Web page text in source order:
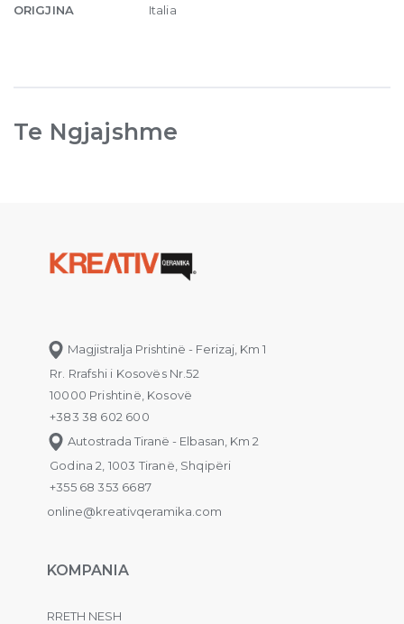
ORIGJINA Italia
Te Ngjajshme
Magjistralja Prishtinë - Ferizaj, Km 1
Rr. Rrafshi i Kosovës Nr.52
10000 Prishtinë, Kosovë
+383 38 602 600
Autostrada Tiranë - Elbasan, Km 2
Godina 2, 1003 Tiranë, Shqipëri
+355 68 353 6687
online@kreativqeramika.com
KOMPANIA
RRETH NESH